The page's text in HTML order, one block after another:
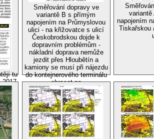
tu
Směřování dopravy ve
variantě B s přímým
napojením na Průmyslovou
ulici - na křižovatce s ulicí
Českobrodskou dojde k
dopravním problémům -
nákladní doprava nemůže
jezdit přes Hloubětín a
kamiony se musí při nájezdu
do kontejnerového terminálu
obracet na
variantě
napojením
Tiskařskou